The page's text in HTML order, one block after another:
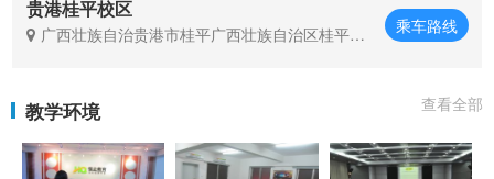
贵港桂平校区
广西壮族自治贵港市桂平广西壮族自治区桂平市
乘车路线
教学环境 查看全部